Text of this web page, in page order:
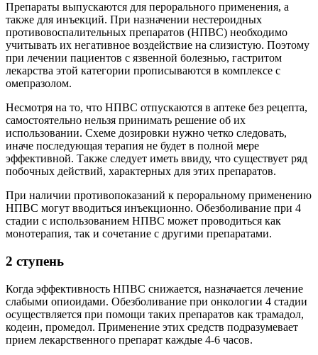
Препараты выпускаются для перорального применения, а
также для инъекций. При назначении нестероидных
противовоспалительных препаратов (НПВС) необходимо
учитывать их негативное воздействие на слизистую. Поэтому
при лечении пациентов с язвенной болезнью, гастритом
лекарства этой категории прописываются в комплексе с
омепразолом.
Несмотря на то, что НПВС отпускаются в аптеке без рецепта,
самостоятельно нельзя принимать решение об их
использовании. Схеме дозировки нужно четко следовать,
иначе последующая терапия не будет в полной мере
эффективной. Также следует иметь ввиду, что существует ряд
побочных действий, характерных для этих препаратов.
При наличии противопоказаний к пероральному применению
НПВС могут вводиться инъекционно. Обезболивание при 4
стадии с использованием НПВС может проводиться как
монотерапия, так и сочетание с другими препаратами.
2 ступень
Когда эффективность НПВС снижается, назначается лечение
слабыми опиоидами. Обезболивание при онкологии 4 стадии
осуществляется при помощи таких препаратов как трамадол,
кодеин, промедол. Применение этих средств подразумевает
прием лекарственного препарат каждые 4-6 часов.